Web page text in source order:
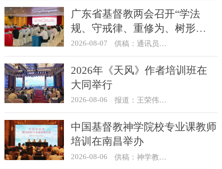
广东省基督教两会召开“学法
规、守戒律、重修为、树形
象”教育活动总结会议
2026-08-07 供稿：通讯员 汪浩
2026年《天风》作者培训班在
大同举行
2026-08-06 报道：王荣伟 摄影：冯谦
中国基督教神学院校专业课教师
培训在南昌举办
2026-08-06 供稿：神学教育部